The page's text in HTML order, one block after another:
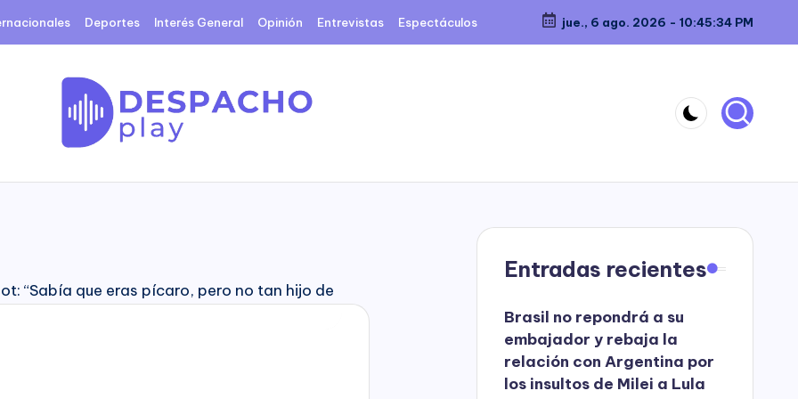
Deportes Interés General Opinión Entrevistas Espectáculos jue., 6 ago. 2026 - 10:45:35 PM
D
p
Entradas recientes
Brasil no repondrá a su
embajador y rebaja la
relación con Argentina por
los insultos de Milei a Lula